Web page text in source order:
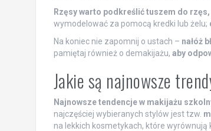
Rzęsy warto podkreślić tuszem do rzęs,
wymodelować za pomocą kredki lub żelu;
Na koniec nie zapomnij o ustach – nałóż
pamiętaj również o demakijażu, aby
Jakie są najnowsze
Najnowsze tendencje w makijażu
najczęściej wybieranych stylów jest tzw.
na lekkich kosmetykach, które